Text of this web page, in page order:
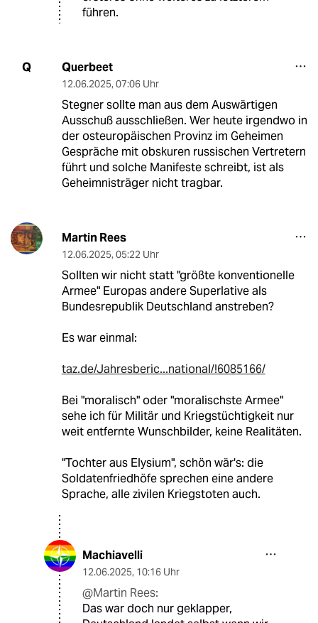
führen.
Q Querbeet
12.06.2025, 07:06 Uhr
Stegner sollte man aus dem Auswärtigen
Ausschuß ausschließen. Wer heute irgendwo in
der osteuropäischen Provinz im Geheimen
Gespräche mit obskuren russischen Vertretern
führt und solche Manifeste schreibt, ist als
Geheimnisträger nicht tragbar.
Martin Rees
12.06.2025, 05:22 Uhr
Sollten wir nicht statt "größte konventionelle
Armee" Europas andere Superlative als
Bundesrepublik Deutschland anstreben?
Es war einmal:
taz.de/Jahresberic...national/!6085166/
Bei "moralisch" oder "moralischste Armee"
sehe ich für Militär und Kriegstüchtigkeit nur
weit entfernte Wunschbilder, keine Realitäten.
"Tochter aus Elysium", schön wär's: die
Soldatenfriedhöfe sprechen eine andere
Sprache, alle zivilen Kriegstoten auch.
Machiavelli
12.06.2025, 10:16 Uhr
@Martin Rees:
Das war doch nur geklapper,